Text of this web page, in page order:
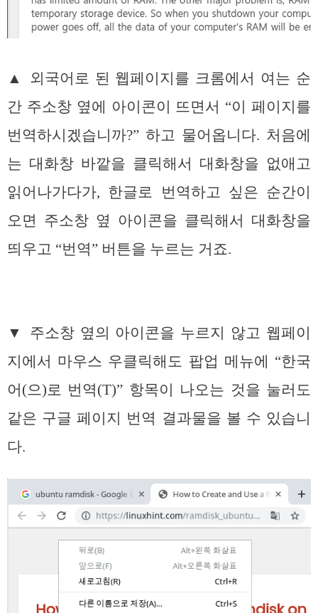
▲ 외국어로 된 웹페이지를 크롬에서 여는 순
간 주소창 옆에 아이콘이 뜨면서 “이 페이지를
번역하시겠습니까?” 하고 물어옵니다. 처음에
는 대화창 바깥을 클릭해서 대화창을 없애고
읽어나가다가, 한글로 번역하고 싶은 순간이
오면 주소창 옆 아이콘을 클릭해서 대화창을
띄우고 “번역” 버튼을 누르는 거죠.
▼ 주소창 옆의 아이콘을 누르지 않고 웹페이
지에서 마우스 우클릭해도 팝업 메뉴에 “한국
어(으)로 번역(T)” 항목이 나오는 것을 눌러도
같은 구글 페이지 번역 결과물을 볼 수 있습니
다.